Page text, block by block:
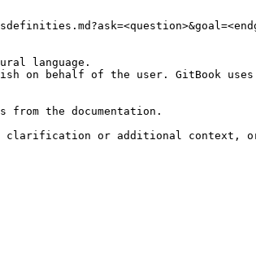
language.
on behalf of the user. GitBook
the documentation.
clarification or additional context,